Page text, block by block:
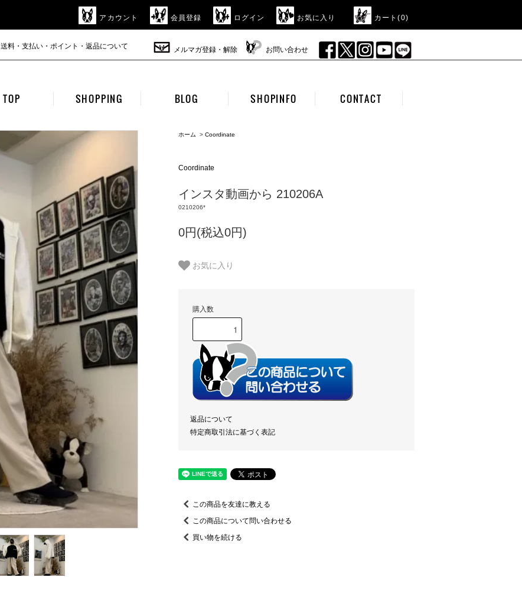
アカウント 会員登録 ログイン お気に入り カート(0)
送料・支払い・ポイント・返品について メルマガ登録・解除 お問い合わせ
TOP SHOPPING BLOG SHOPINFO CONTACT
ホーム > Coordinate
Coordinate
インスタ動画から 210206A
0210206*
0円(税込0円)
お気に入り
購入数
返品について
特定商取引法に基づく表記
この商品を友達に教える
この商品について問い合わせる
買い物を続ける